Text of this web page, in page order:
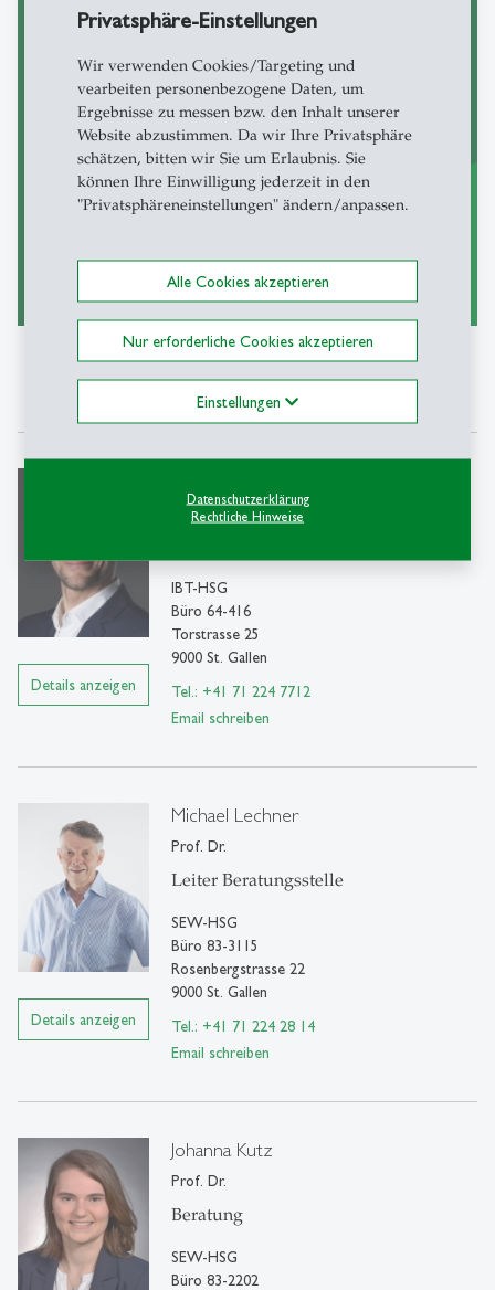
Privatsphäre-Einstellungen
Wir verwenden Cookies/Targeting und
vearbeiten personenbezogene Daten, um
Ergebnisse zu messen bzw. den Inhalt unserer
Website abzustimmen. Da wir Ihre Privatsphäre
schätzen, bitten wir Sie um Erlaubnis. Sie
können Ihre Einwilligung jederzeit in den
"Privatsphäreneinstellungen" ändern/anpassen.
Alle Cookies akzeptieren
Nur erforderliche Cookies akzeptieren
Einstellungen
Datenschutzerklärung
Rechtliche Hinweise
Certificate in Data Science Fundamentals
east
Details anzeigen
Prof. Dr.
IBT-HSG
Büro 64-416
Torstrasse 25
9000 St. Gallen
Tel.: +41 71 224 7712
Email schreiben
Details anzeigen
Michael Lechner
Prof. Dr.
Leiter Beratungsstelle
SEW-HSG
Büro 83-3115
Rosenbergstrasse 22
9000 St. Gallen
Tel.: +41 71 224 28 14
Email schreiben
Johanna Kutz
Prof. Dr.
Beratung
SEW-HSG
Büro 83-2202